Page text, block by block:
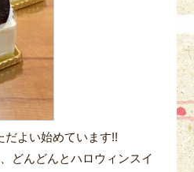
だよい始めています!!
どんどんとハロウィンスイ